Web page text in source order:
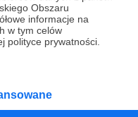
Obszaru
informacje na
w tym celów
polityce prywatności.
Patronów!